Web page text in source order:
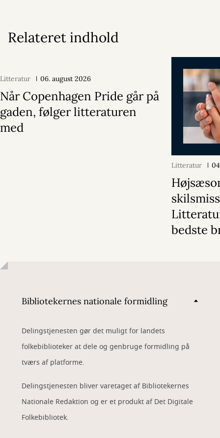
Relateret indhold
Litteratur 06. august 2026
Når Copenhagen Pride går på
gaden, følger litteraturen
med
Litteratur
bedste
Bibliotekernes nationale formidling
Delingstjenesten gør det muligt for landets
folkebiblioteker at dele og genbruge formidling på
tværs af platforme.
Delingstjenesten bliver varetaget af Bibliotekernes
Nationale Redaktion og er et produkt af Det Digitale
Folkebibliotek.